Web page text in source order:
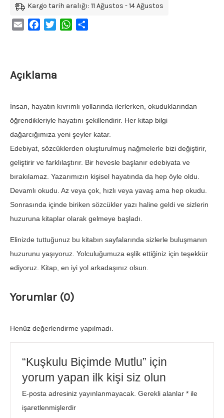
Kargo tarih aralığı: 11 Ağustos - 14 Ağustos
Email FacebookTwitterWhatsApp
Açıklama
İnsan, hayatın kıvrımlı yollarında ilerlerken, okuduklarından
öğrendikleriyle hayatını şekillendirir. Her kitap bilgi
dağarcığımıza yeni şeyler katar.
Edebiyat, sözcüklerden oluşturulmuş nağmelerle bizi değiştirir,
geliştirir ve farklılaştırır. Bir hevesle başlanır edebiyata ve
bırakılamaz. Yazarımızın kişisel hayatında da hep öyle oldu.
Devamlı okudu. Az veya çok, hızlı veya yavaş ama hep okudu.
Sonrasında içinde biriken sözcükler yazı haline geldi ve sizlerin
huzuruna kitaplar olarak gelmeye başladı.
Elinizde tuttuğunuz bu kitabın sayfalarında sizlerle buluşmanın
huzurunu yaşıyoruz. Yolculuğumuza eşlik ettiğiniz için teşekkür
ediyoruz. Kitap, en iyi yol arkadaşınız olsun.
Yorumlar (0)
Henüz değerlendirme yapılmadı.
“Kuşkulu Biçimde Mutlu” için
yorum yapan ilk kişi siz olun
E-posta adresiniz yayınlanmayacak. Gerekli alanlar* ile
işaretlenmişlerdir